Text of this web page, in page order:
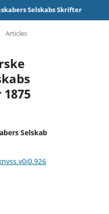
Selskabs Skrifter
Articles
Selskab